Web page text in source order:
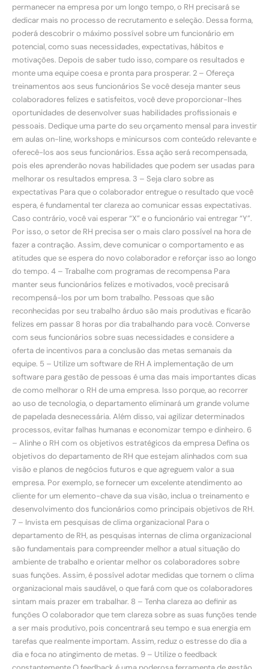
permanecer na empresa por um longo tempo, o RH precisará se
dedicar mais no processo de recrutamento e seleção. Dessa forma,
poderá descobrir o máximo possível sobre um funcionário em
potencial, como suas necessidades, expectativas, hábitos e
motivações. Depois de saber tudo isso, compare os resultados e
monte uma equipe coesa e pronta para prosperar. 2 – Ofereça
treinamentos aos seus funcionários Se você deseja manter seus
colaboradores felizes e satisfeitos, você deve proporcionar-lhes
oportunidades de desenvolver suas habilidades profissionais e
pessoais. Dedique uma parte do seu orçamento mensal para investir
em aulas on-line, workshops e minicursos com conteúdo relevante e
oferecê-los aos seus funcionários. Essa ação será recompensada,
pois eles aprenderão novas habilidades que podem ser usadas para
melhorar os resultados empresa. 3 – Seja claro sobre as
expectativas Para que o colaborador entregue o resultado que você
espera, é fundamental ter clareza ao comunicar essas expectativas.
Caso contrário, você vai esperar “X” e o funcionário vai entregar “Y”.
Por isso, o setor de RH precisa ser o mais claro possível na hora de
fazer a contração. Assim, deve comunicar o comportamento e as
atitudes que se espera do novo colaborador e reforçar isso ao longo
do tempo. 4 – Trabalhe com programas de recompensa Para
manter seus funcionários felizes e motivados, você precisará
recompensá-los por um bom trabalho. Pessoas que são
reconhecidas por seu trabalho árduo são mais produtivas e ficarão
felizes em passar 8 horas por dia trabalhando para você. Converse
com seus funcionários sobre suas necessidades e considere a
oferta de incentivos para a conclusão das metas semanais da
equipe. 5 – Utilize um software de RH A implementação de um
software para gestão de pessoas é uma das mais importantes dicas
de como melhorar o RH de uma empresa. Isso porque, ao recorrer
ao uso de tecnologia, o departamento eliminará um grande volume
de papelada desnecessária. Além disso, vai agilizar determinados
processos, evitar falhas humanas e economizar tempo e dinheiro. 6
– Alinhe o RH com os objetivos estratégicos da empresa Defina os
objetivos do departamento de RH que estejam alinhados com sua
visão e planos de negócios futuros e que agreguem valor a sua
empresa. Por exemplo, se fornecer um excelente atendimento ao
cliente for um elemento-chave da sua visão, inclua o treinamento e
desenvolvimento dos funcionários como principais objetivos de RH.
7 – Invista em pesquisas de clima organizacional Para o
departamento de RH, as pesquisas internas de clima organizacional
são fundamentais para compreender melhor a atual situação do
ambiente de trabalho e orientar melhor os colaboradores sobre
suas funções. Assim, é possível adotar medidas que tornem o clima
organizacional mais saudável, o que fará com que os colaboradores
sintam mais prazer em trabalhar. 8 – Tenha clareza ao definir as
funções O colaborador que tem clareza sobre as suas funções tende
a ser mais produtivo, pois concentrará seu tempo e sua energia em
tarefas que realmente importam. Assim, reduz o estresse do dia a
dia e foca no atingimento de metas. 9 – Utilize o feedback